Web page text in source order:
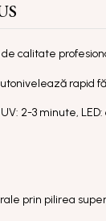
de calitate
rapid
2-3 minute,
prin pilirea